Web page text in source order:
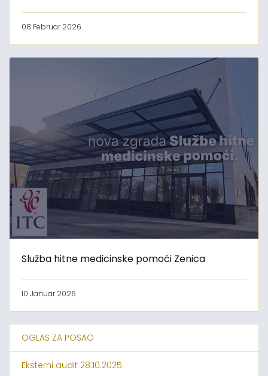
08 Februar 2026
Služba hitne medicinske pomoći Zenica
10 Januar 2026
OGLAS ZA POSAO
Eksterni audit 28.10.2025.